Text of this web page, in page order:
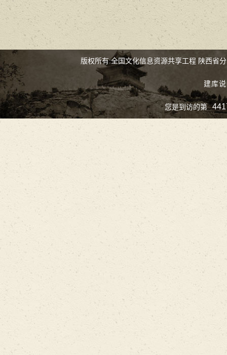
版权所有:全国文化信息资源共享工程 陕西省
建库
您是到访的第